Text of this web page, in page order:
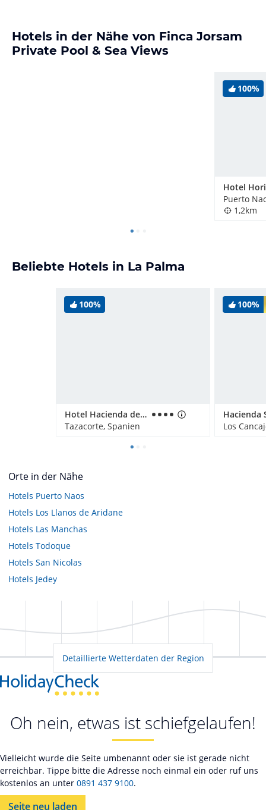
Hotels in der Nähe von Finca Jorsam
Private Pool & Sea Views
100%
Hotel
Puerto
1,2km
Beliebte Hotels in La Palma
100%
Hotel Hacienda de Abajo
Tazacorte, Spanien
100%
Hacienda
Los
Orte in der Nähe
Hotels Puerto Naos
Hotels Los Llanos de Aridane
Hotels Las Manchas
Hotels Todoque
Hotels San Nicolas
Hotels Jedey
Detaillierte Wetterdaten der Region
Oh nein, etwas ist schiefgelaufen!
Vielleicht wurde die Seite umbenannt oder sie ist gerade nicht
erreichbar. Tippe bitte die Adresse noch einmal ein oder ruf uns
kostenlos an unter 0891 437 9100.
Seite neu laden